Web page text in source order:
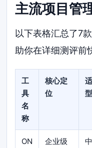
主流项目管
以下表格汇总了7
助你在详细测评前
工
具
名
称
核心定
位
型
ON
企业级